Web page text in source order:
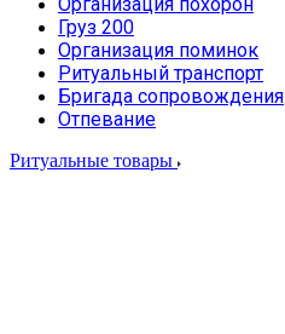
Груз 200
Организация поминок
Ритуальный транспорт
Бригада сопровождения
Отпевание
Ритуальные товары